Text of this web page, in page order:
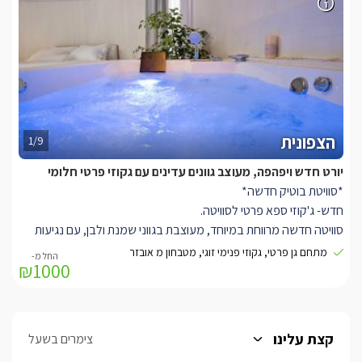
משושים בשחור לבן המשתלב באמירה העיצובית
של היורט וחדר הרחצה היפהפה, פינת אוכל זוגית ומודרנית מטבחון
מאובזר הכולל: מקרר, מיקרוגל, קומקום חשמלי, פינת קפה/תה, מכונת
נספרסו וכלי מטבח. בסוויטה שתי ספות בגווני אפור מעוצבות ונוחות
במיוחד נפתחות ללינת ילדים, חדר הרחצה בעיצוב עכשווי בגווני שחור
לבן ותמצאו בו סבוני רחצה, מגבות וחלוקים.
*לכל סוויטה יציאה למתחם גן פרטי, מטופח ויפה, הכולל מרפסת עם
ערסל ישיבה, שולחן זוגי ופינת ברביקיו.
1/9 הצפונית
יורט חדש ויפהפה, מעוצב גוונים עדינים עם גקוזי פרטי חלומי
*סוויטת בוטיק חדשה*
חדש- ג'קוזי ספא פרטי לסוויטה.
סוויטה חדשה מרווחת במיוחד, מעוצבת בגווני שמנת ולבן, עם נגיעות
אפור. עם ג'קוזי זוגי רומנטי, מיטה זוגית גדולה עם מזרן אורטופדי ומתחם
היורט, צורת המבנה עגולה עם תקרה גבוהה מאד כך שנוצר חלל פתוח,
מתחם גן פרטי, גקוזי פנימי זוגי, מטבחון מ אובזר
₪1000
קצת עלינו צימרים בשעל